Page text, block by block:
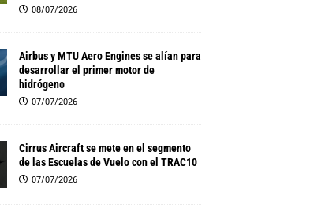
08/07/2026
Airbus y MTU Aero Engines se alían para
desarrollar el primer motor de
hidrógeno
07/07/2026
Cirrus Aircraft se mete en el segmento
de las Escuelas de Vuelo con el TRAC10
07/07/2026